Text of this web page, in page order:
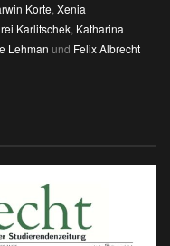
Korte, Xenia
Karlitschek, Katharina
Lehman und Felix Albrecht